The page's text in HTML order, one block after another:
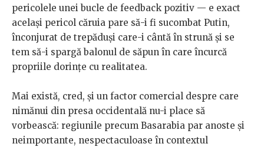
pericolele unei bucle de feedback pozitiv — e exact
același pericol căruia pare să-i fi sucombat Putin,
înconjurat de trepăduși care-i cântă în strună și se
tem să-i spargă balonul de săpun în care încurcă
propriile dorințe cu realitatea.
Mai există, cred, și un factor comercial despre care
nimănui din presa occidentală nu-i place să
vorbească: regiunile precum Basarabia par anoste și
neimportante, nespectaculoase în contextul